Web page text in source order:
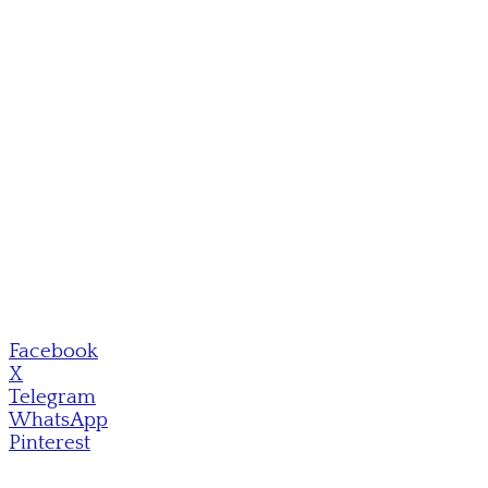
Facebook
X
Telegram
WhatsApp
Pinterest